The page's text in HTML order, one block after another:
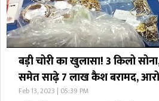
बड़ी चोरी का खुलासा! 3 किलो
समेत साढ़े 7 लाख कैश बरामद,
Feb 13, 2023 | 05:39 PM